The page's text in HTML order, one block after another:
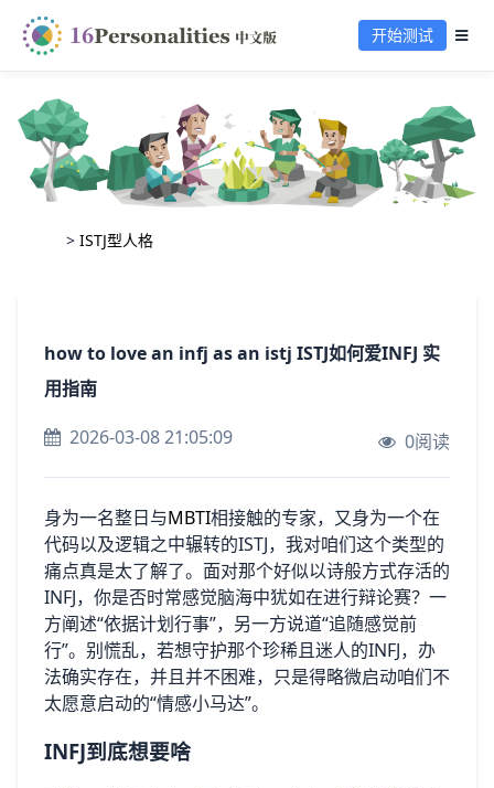
开始测试
> ISTJ型人格
how to love an infj as an istj ISTJ如何爱INFJ 实
用指南
2026-03-08 21:05:09
0阅读
身为一名整日与MBTI相接触的专家，又身为一个在
代码以及逻辑之中辗转的ISTJ，我对咱们这个类型的
痛点真是太了解了。面对那个好似以诗般方式存活的
INFJ，你是否时常感觉脑海中犹如在进行辩论赛？一
方阐述“依据计划行事”，另一方说道“追随感觉前
行”。别慌乱，若想守护那个珍稀且迷人的INFJ，办
法确实存在，并且并不困难，只是得略微启动咱们不
太愿意启动的“情感小马达”。
INFJ到底想要啥